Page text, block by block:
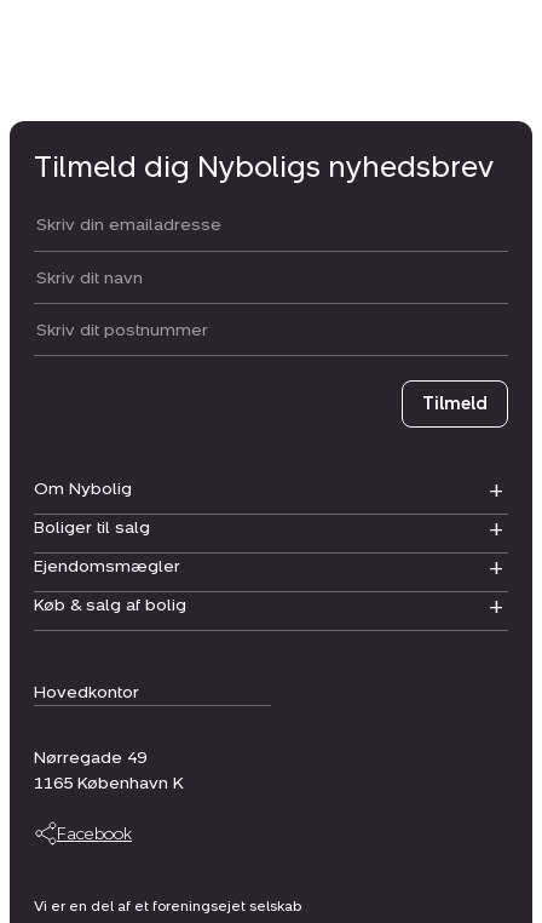
Hovedkontor
Nørregade 49
1165 København K
Facebook
Om Nybolig
Boliger til salg
Ejendomsmægler
Køb & salg af bolig
Tilmeld dig Nyboligs nyhedsbrev
Din email:
Dit navn:
Postnummer
Tilmeld
Vi er en del af et foreningsejet selskab